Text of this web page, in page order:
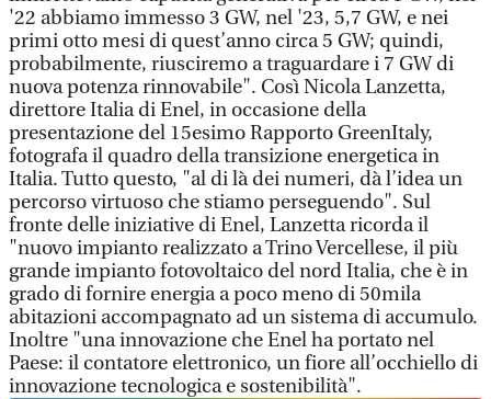
'22 abbiamo immesso 3 GW, nel '23, 5,7 GW, e nei
primi otto mesi di quest’anno circa 5 GW; quindi,
probabilmente, riusciremo a traguardare i 7 GW di
nuova potenza rinnovabile". Così Nicola Lanzetta,
direttore Italia di Enel, in occasione della
presentazione del 15esimo Rapporto GreenItaly,
fotografa il quadro della transizione energetica in
Italia. Tutto questo, "al di là dei numeri, dà l’idea un
percorso virtuoso che stiamo perseguendo". Sul
fronte delle iniziative di Enel, Lanzetta ricorda il
"nuovo impianto realizzato a Trino Vercellese, il più
grande impianto fotovoltaico del nord Italia, che è in
grado di fornire energia a poco meno di 50mila
abitazioni accompagnato ad un sistema di accumulo.
Inoltre "una innovazione che Enel ha portato nel
Paese: il contatore elettronico, un fiore all’occhiello di
innovazione tecnologica e sostenibilità".